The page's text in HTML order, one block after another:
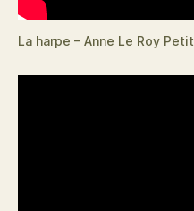
La harpe – Anne Le Roy Petit